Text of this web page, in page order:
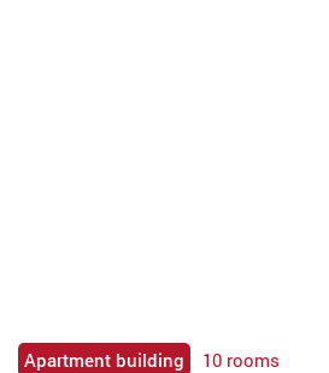
Apartment building 10 rooms